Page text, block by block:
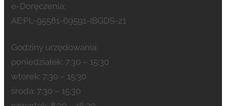
e-Doręczenia:
AE:PL-95581-69591-IBGDS-21
Godziny urzędowania:
poniedziałek: 7:30 – 15:30
wtorek: 7:30 – 15:30
środa: 7:30 – 15:30